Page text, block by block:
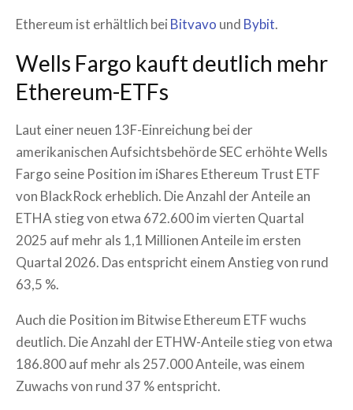
Ethereum ist erhältlich bei Bitvavo und Bybit.
Wells Fargo kauft deutlich mehr
Ethereum-ETFs
Laut einer neuen 13F-Einreichung bei der
amerikanischen Aufsichtsbehörde SEC erhöhte Wells
Fargo seine Position im iShares Ethereum Trust ETF
von BlackRock erheblich. Die Anzahl der Anteile an
ETHA stieg von etwa 672.600 im vierten Quartal
2025 auf mehr als 1,1 Millionen Anteile im ersten
Quartal 2026. Das entspricht einem Anstieg von rund
63,5 %.
Auch die Position im Bitwise Ethereum ETF wuchs
deutlich. Die Anzahl der ETHW-Anteile stieg von etwa
186.800 auf mehr als 257.000 Anteile, was einem
Zuwachs von rund 37 % entspricht.